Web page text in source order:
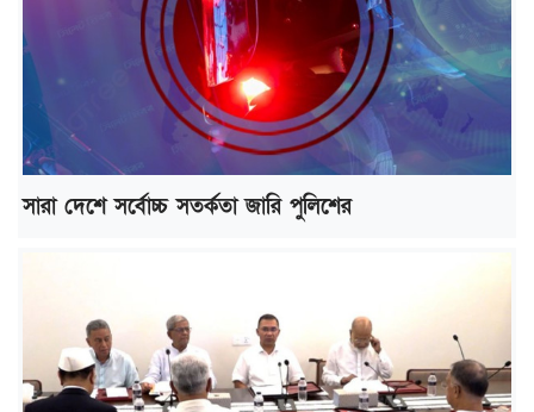
সারা দেশে সর্বোচ্চ সতর্কতা জারি পুলিশের